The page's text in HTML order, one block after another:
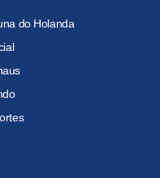
do Holanda